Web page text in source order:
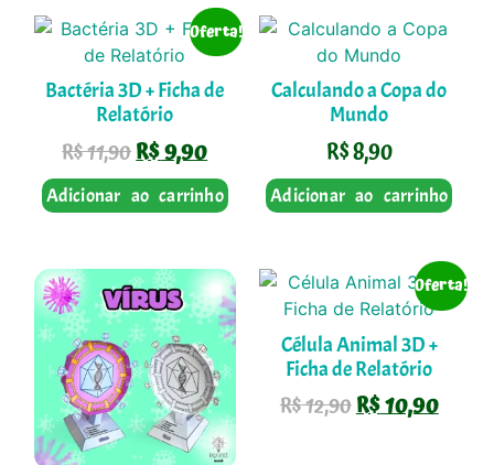
Oferta!
Bactéria 3D + Ficha de
Relatório
R$11,90R$9,90
Adicionar ao carrinho
Calculando a Copa do
Mundo
R$8,90
Adicionar ao carrinho
Oferta!
Célula Animal 3D +
Ficha de Relatório
R$12,90R$10,90